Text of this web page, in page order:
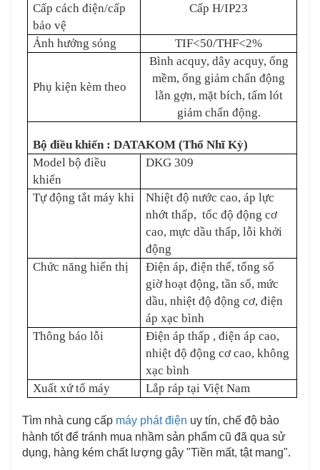
Cấp cách điện/cấp
bảo vệ
Cấp H/IP23
Ảnh hưởng sóng TIF<50/THF<2%
Phụ kiện kèm theo
Bình acquy, dây acquy, ống
mềm, ống giảm chấn động
lằn gợn, mặt bích, tấm lót
giảm chấn động.
Bộ điều khiển : DATAKOM (Thổ Nhĩ Kỳ)
Model bộ điều
khiển
DKG 309
Tự động tắt máy khi
Nhiệt độ nước cao, áp lực
nhớt thấp, tốc độ động cơ
cao, mực dầu thấp, lỗi khởi
động
Chức năng hiển thị
Điện áp, điện thế, tổng số
giờ hoạt động, tần số, mức
dầu, nhiệt độ động cơ, điện
áp xạc bình
Thông báo lỗi
Điện áp thấp , điện áp cao,
nhiệt độ động cơ cao, không
xạc bình
Xuất xứ tổ máy
Lắp ráp tại Việt Nam
Tìm nhà cung cấp máy phát điện uy tín, chế độ bảo
hành tốt để tránh mua nhầm sản phẩm cũ đã qua sử
dụng, hàng kém chất lượng gây "Tiền mất, tật mang".